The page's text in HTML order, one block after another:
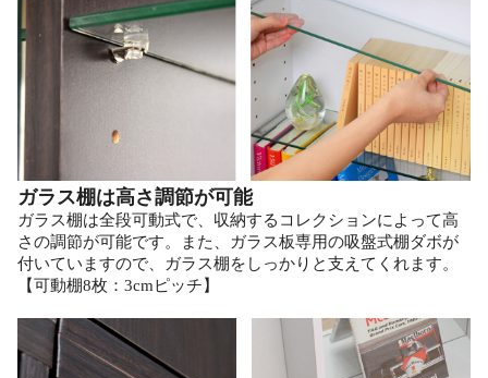
ガラス棚は高さ調節が可能
ガラス棚は全段可動式で、収納するコレクションによって高
さの調節が可能です。また、ガラス板専用の吸盤式棚ダボが
付いていますので、ガラス棚をしっかりと支えてくれます。
【可動棚8枚：3cmピッチ】